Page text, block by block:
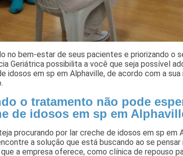
no bem-estar de seus pacientes e priorizando o
Geriátrica possibilita a você que seja possível
idosos em sp em Alphaville, de acordo com a
o tratamento não pode
de idosos em sp em
procurando por lar creche de idosos em sp em
a solução que está buscando ao se
que a empresa oferece, como clínica de repouso